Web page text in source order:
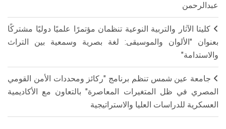
عبدالرحمن
كليتا الآثار والتربية النوعية تنظمان مؤتمرًا علميًا دوليًا مشتركًا
بعنوان "الألوان والموسيقى: لغة بصرية وسمعية بين التراث
والاستدامة"
جامعة عين شمس تنظم برنامج "ركائز ومحددات الأمن القومي
المصري في ظل المتغيرات المعاصرة" بالتعاون مع الأكاديمية
العسكرية للدراسات العليا والاستراتيجية